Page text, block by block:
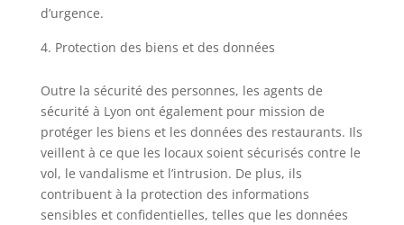
d’urgence.
Protection des biens et des données
Outre la sécurité des personnes, les agents de
sécurité à Lyon ont également pour mission de
protéger les biens et les données des restaurants. Ils
veillent à ce que les locaux soient sécurisés contre le
vol, le vandalisme et l’intrusion. De plus, ils
contribuent à la protection des informations
sensibles et confidentielles, telles que les données